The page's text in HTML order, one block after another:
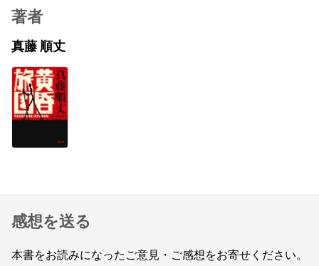
著者
真藤 順丈
感想を送る
本書をお読みになったご意見・ご感想をお寄せください。